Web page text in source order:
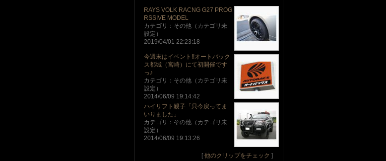
RAYS VOLK RACNG G27 PROG
RSSIVE MODEL
カテゴリ：その他（カテゴリ未
設定）
2019/04/01 22:23:18
今週末はイベント!!オートバック
ス都城（宮崎）にて初開催です
っ♪
カテゴリ：その他（カテゴリ未
設定）
2014/06/09 19:14:42
ハイリフト親子「只今戻ってま
いりました」
カテゴリ：その他（カテゴリ未
設定）
2014/06/09 19:13:26
[ 他のクリップをチェック ]